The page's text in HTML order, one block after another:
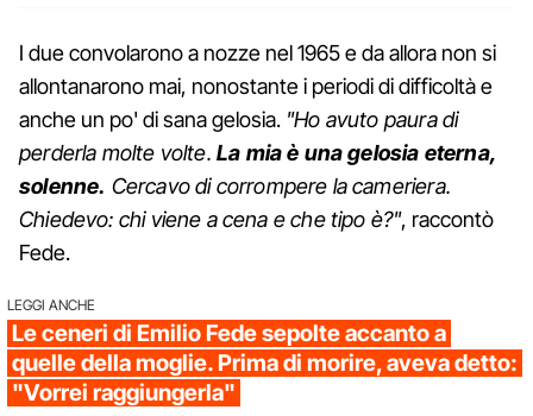
I due convolarono a nozze nel 1965 e da allora non si
allontanarono mai, nonostante i periodi di difficoltà e
anche un po' di sana gelosia. "Ho avuto paura di
perderla molte volte. La mia è una gelosia eterna,
solenne. Cercavo di corrompere la cameriera.
Chiedevo: chi viene a cena e che tipo è?", raccontò
Fede.
LEGGI ANCHE
Le ceneri di Emilio Fede sepolte accanto a
quelle della moglie. Prima di morire, aveva detto:
"Vorrei raggiungerla"